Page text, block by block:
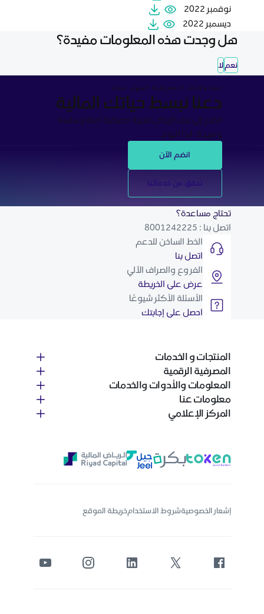
نوفمبر 2022
ديسمبر 2022
هل وجدت هذه المعلومات مفيدة؟
نعملا
معاملاتك المصرفية أسهل معنا
دعنا نبسط حياتك المالية
انضم إلى بنك الرياض لتجربة مصرفية آمنة وسلسة
ومريحة. ابدأ اليوم.
انضم الآن
تحقق من خدماتنا
تحتاج مساعدة؟
اتصل بنا : 8001242225
الخط الساخن للدعم
اتصل بنا
الفروع والصراف الآلي
عرض على الخريطة
الأسئلة الأكثر شيوعًا
احصل على إجابتك
المنتجات و الخدمات
المصرفية الرقمية
المعلومات والأدوات والخدمات
معلومات عنا
المركز الإعلامي
إشعار الخصوصيةشروط الاستخدامخريطة الموقع